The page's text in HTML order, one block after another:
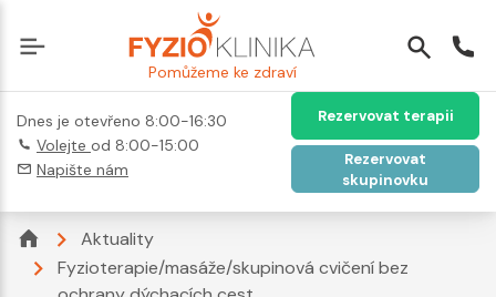
Pomůžeme ke zdraví
Dnes je otevřeno 8:00-16:30
Volejte od 8:00-15:00
Napište nám
Rezervovat terapii
Rezervovat
skupinovku
Aktuality
Fyzioterapie/masáže/skupinová cvičení bez